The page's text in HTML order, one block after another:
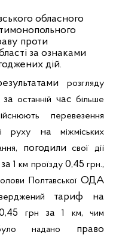
обласного
проти
за ознаками
дій.
розгляду
заостанній часбільше
перевезення
руху наміжміських
, погодилисвої
дії
1 км проїзду0,45грн.,
ПолтавськоїОДА
тариф на
грн за1 км,чим
надано право